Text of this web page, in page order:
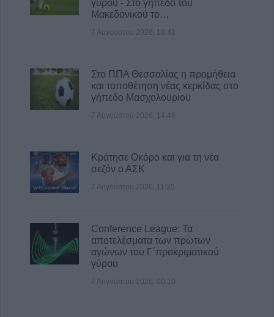
γύρου - Στο γήπεδο του
Μακεδονικού το…
7 Αυγούστου 2026, 18:41
Στο ΠΠΑ Θεσσαλίας η προμήθεια
και τοποθέτηση νέας κερκίδας στο
γήπεδο Μασχολουρίου
7 Αυγούστου 2026, 14:46
Κράτησε Οκόρο και για τη νέα
σεζόν ο ΑΣΚ
7 Αυγούστου 2026, 11:35
Conference League: Τα
αποτελέσματα των πρώτων
αγώνων του Γ΄προκριματικού
γύρου
7 Αυγούστου 2026, 00:10